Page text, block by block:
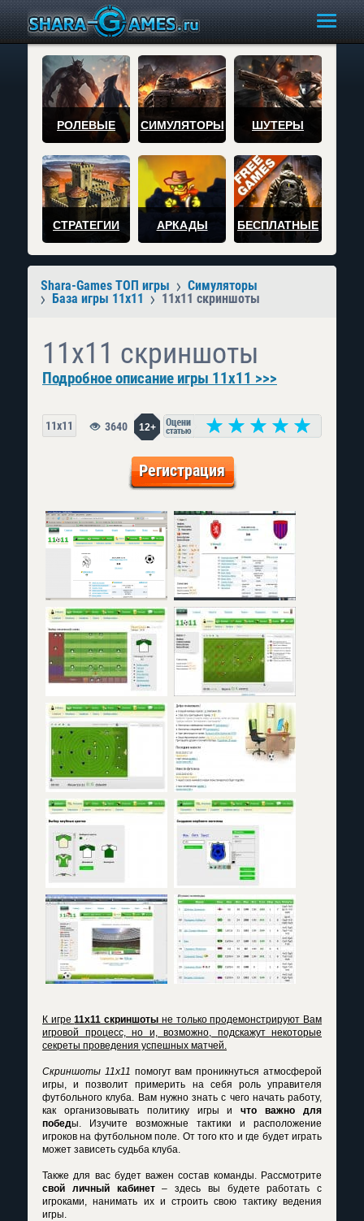
РОЛЕВЫЕ СИМУЛЯТОРЫ ШУТЕРЫ
СТРАТЕГИИ АРКАДЫ БЕСПЛАТНЫЕ
Shara-Games ТОП игры
Симуляторы
База игры 11x11
11x11 скриншоты
11x11 скриншоты
Подробное описание игры 11x11 >>>
11x11 12+
3640
Регистрация
К игре11x11 скриншоты не только продемонстрируют Вам
игровой процесс, но и, возможно, подскажут некоторые
секреты проведения успешных матчей.
Скриншоты 11х11 помогут вам проникнуться атмосферой
игры, и позволит примерить на себя роль управителя
футбольного клуба. Вам нужно знать с чего начать работу,
как организовывать политику игры ичто важно для
победы. Изучите возможные тактики и расположение
игроков на футбольном поле. От того кто и где будет играть
может зависеть судьба клуба.
Также для вас будет важен состав команды. Рассмотрите
свой личный кабинет– здесь вы будете работать с
игроками, нанимать их и строить свою тактику ведения
игры.